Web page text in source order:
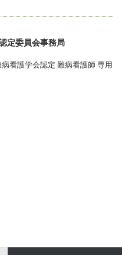
定委員会事務局
病看護学会認定 難病看護師 専用